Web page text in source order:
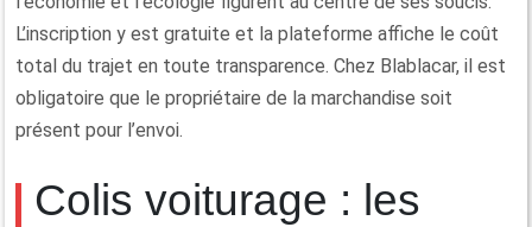
L’inscription y est gratuite et la plateforme affiche le coût
total du trajet en toute transparence. Chez Blablacar, il est
obligatoire que le propriétaire de la marchandise soit
présent pour l’envoi.
Colis voiturage : les